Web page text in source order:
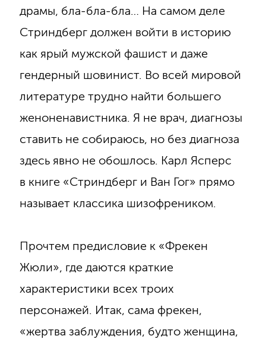
драмы, бла-бла-бла… На самом деле
Стриндберг должен войти в историю
как ярый мужской фашист и даже
гендерный шовинист. Во всей мировой
литературе трудно найти большего
женоненавистника. Я не врач, диагнозы
ставить не собираюсь, но без диагноза
здесь явно не обошлось. Карл Ясперс
в книге «Стриндберг и Ван Гог» прямо
называет классика шизофреником.
Прочтем предисловие к «Фрекен
Жюли», где даются краткие
характеристики всех троих
персонажей. Итак, сама фрекен,
«жертва заблуждения, будто женщина,